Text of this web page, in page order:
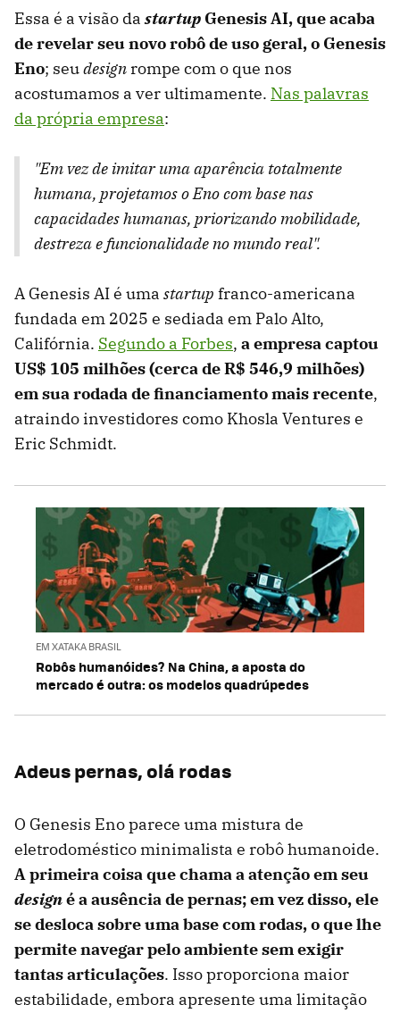
Essa é a visão dastartup Genesis AI, que acaba
de revelar seu novo robô de uso geral, o Genesis
Eno; seudesign rompe com o que nos
acostumamos a ver ultimamente. Nas palavras
da própria empresa:
"Em vez de imitar uma aparência totalmente
humana, projetamos o Eno com base nas
capacidades humanas, priorizando mobilidade,
destreza e funcionalidade no mundo real".
A Genesis AI é uma startup franco-americana
fundada em 2025 e sediada em Palo Alto,
Califórnia. Segundo a Forbes, a empresa captou
US$ 105 milhões (cerca de R$ 546,9 milhões)
em sua rodada de financiamento mais recente,
atraindo investidores como Khosla Ventures e
Eric Schmidt.
EM XATAKA BRASIL
Robôs humanóides? Na China, a aposta do
mercado é outra: os modelos quadrúpedes
Adeus pernas, olá rodas
O Genesis Eno parece uma mistura de
eletrodoméstico minimalista e robô humanoide.
A primeira coisa que chama a atenção em seu
designé a ausência de pernas; em vez disso, ele
se desloca sobre uma base com rodas, o que lhe
permite navegar pelo ambiente sem exigir
tantas articulações. Isso proporciona maior
estabilidade, embora apresente uma limitação